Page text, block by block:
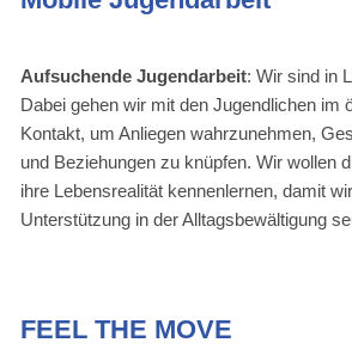
Aufsuchende Jugendarbeit: Wir sind in
Dabei gehen wir mit den Jugendlichen im
Kontakt, um Anliegen wahrzunehmen,
und Beziehungen zu knüpfen. Wir wollen
ihre Lebensrealität kennenlernen, damit
Unterstützung in der Alltagsbewältigung
FEEL THE MOVE